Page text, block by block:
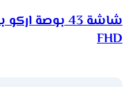
FHD